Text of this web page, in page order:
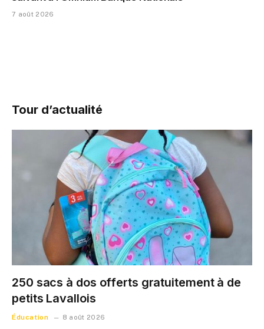
7 août 2026
Tour d’actualité
250 sacs à dos offerts gratuitement à de
petits Lavallois
Éducation 8 août 2026